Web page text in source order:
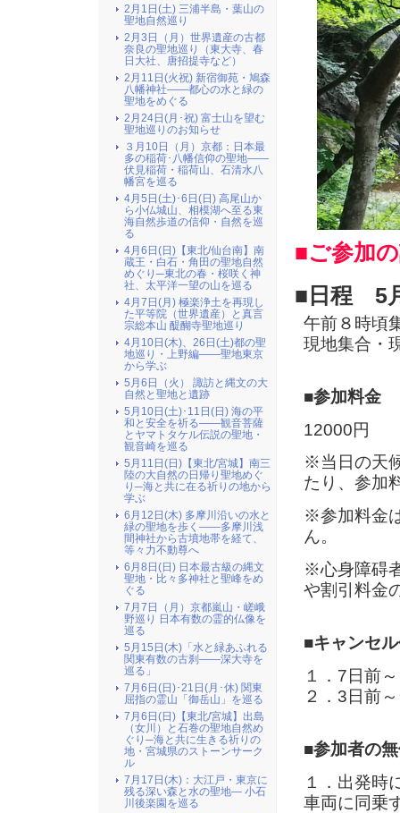
■ご参加
■日程 5
午前８時頃
現地集合・
■参加料金
12000円
※当日の天
たり、参加
※参加料金
ん。
※心身障碍
や割引料金
■キャンセ
１． 7日前
２． 3日前
■参加者の
１．出発時
車両に同乗
2月1日(土) 三浦半島・葉山の
聖地自然巡り
2月3日（月）世界遺産の古都
奈良の聖地巡り（東大寺、春
日大社、唐招提寺など）
2月11日(火祝) 新宿御苑・鳩森
八幡神社――都心の水と緑の
聖地をめぐる
2月24日(月･祝) 富士山を望む
聖地巡りのお知らせ
３月10日（月）京都：日本最
多の稲荷･八幡信仰の聖地――
伏見稲荷・稲荷山、石清水八
幡宮を巡る
4月5日(土)･6日(日) 高尾山か
ら小仏城山、相模湖へ至る東
海自然歩道の信仰・自然を巡
る
4月6日(日)【東北/仙台南】南
蔵王・白石・角田の聖地自然
めぐり─東北の春・桜咲く神
社、太平洋一望の山を巡る
4月7日(月) 極楽浄土を再現し
た平等院（世界遺産）と真言
宗総本山 醍醐寺聖地巡り
4月10日(木)、26日(土)都の聖
地巡り・上野編――聖地東京
から学ぶ
5月6日（火） 諏訪と縄文の大
自然と聖地と遺跡
5月10日(土)･11日(日) 海の平
和と安全を祈る――観音菩薩
とヤマトタケル伝説の聖地・
観音崎を巡る
5月11日(日)【東北/宮城】南三
陸の大自然の日帰り聖地めぐ
り─海と共に在る祈りの地から
学ぶ
6月12日(木) 多摩川沿いの水と
緑の聖地を歩く――多摩川浅
間神社から古墳地帯を経て、
等々力不動尊へ
6月8日(日) 日本最古級の縄文
聖地・比々多神社と聖峰をめ
ぐる
7月7日（月）京都嵐山・嵯峨
野巡り 日本有数の霊的仏像を
巡る
5月15日(木)「水と緑あふれる
関東有数の古刹――深大寺を
巡る」
7月6日(日)･21日(月･休) 関東
屈指の霊山「御岳山」を巡る
7月6日(日)【東北/宮城】出島
（女川）と石巻の聖地自然め
ぐり─海と共に生きる祈りの
地・宮城県のストーンサーク
ル
7月17日(木)：大江戸・東京に
残る深い森と水の聖地― 小石
川後楽園を巡る